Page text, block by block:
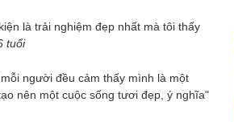
là trải nghiệm đẹp nhất mà tôi thấy
tuổi
người đều cảm thấy mình là một
nên một cuộc sống tươi đẹp, ý nghĩa"